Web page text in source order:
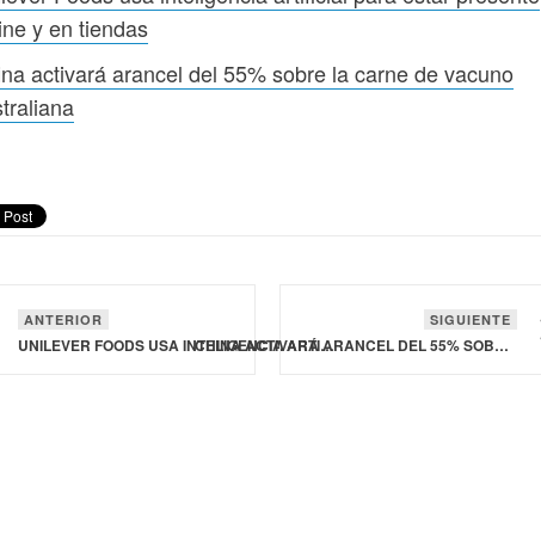
y en tiendas
activará arancel del 55% sobre la carne de vacuno
ANTERIOR
UNILEVER FOODS USA INTELIGENCIA ARTIFICIAL PARA ESTAR PRESENTE ONLINE Y EN TIENDAS
SIGUIENTE
CHINA ACTIVARÁ ARANCEL DEL 55% SOBRE LA CARNE DE VACUNO AUSTRALIANA